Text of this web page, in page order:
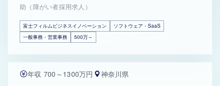
助（障がい者採用求人）
富士フィルムビジネスイノベーション
ソフトウェア・SaaS
一般事務・営業事務
500万～
年収 700～1300万円 神奈川県